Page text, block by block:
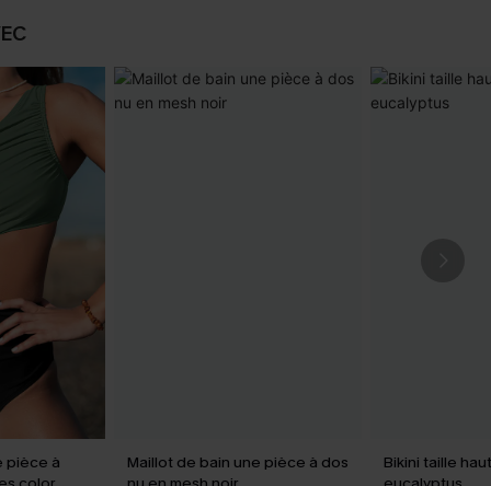
pièce à
Maillot de bain une pièce à dos
Bikini taille